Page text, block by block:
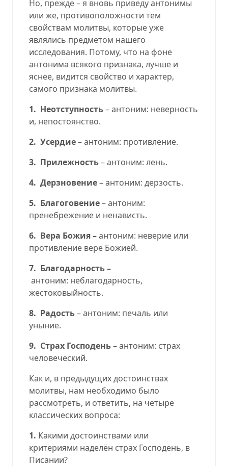
Но, прежде – я вновь приведу антонимы
или же, противоположности тем
свойствам молитвы, которые уже
являлись предметом нашего
исследования. Потому, что на фоне
антонима всякого признака, лучше и
яснее, видится свойство и характер,
самого признака молитвы.
1. Неотступность– антоним: неверность
и, непостоянство.
2. Усердие– антоним: противление.
3. Прилежность– антоним: лень.
4. Дерзновение– антоним: дерзость.
5. Благоговение– антоним:
пренебрежение и ненависть.
6. Вера Божия –антоним: неверие или
противление вере Божией.
7. Благодарность –
антоним: неблагодарность,
жестоковыйность.
8. Радость– антоним: печаль или
уныние.
9. Страх Господень –антоним: страх
человеческий.
Как и, в предыдущих достоинствах
молитвы, нам необходимо было
рассмотреть, и ответить, на четыре
классических вопроса:
1. Какими достоинствами или
критериями наделён страх Господень, в
Писании?